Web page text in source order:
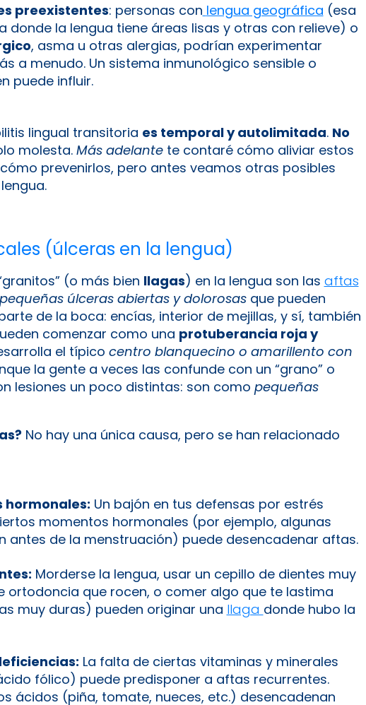
preexistentes: personas con lengua geográfica (esa
donde la lengua tiene áreas lisas y otras con relieve) o
, asma u otras alergias, podrían experimentar
a menudo. Un sistema inmunológico sensible o
puede influir.
lingual transitoria es temporal y autolimitada. No
molesta. Más adelantete contaré cómo aliviar estos
prevenirlos, pero antes veamos otras posibles
(úlceras en la lengua)
(o más bien llagas) en la lengua son las aftas
pequeñas úlceras abiertas y dolorosasque pueden
de la boca: encías, interior de mejillas, y sí, también
comenzar como una protuberancia roja y
el típico centro blanquecino o amarillento con
la gente a veces las confunde con un “grano” o
lesiones un poco distintas: son como pequeñas
No hay una única causa, pero se han relacionado
hormonales: Un bajón en tus defensas por estrés
momentos hormonales (por ejemplo, algunas
antes de la menstruación) puede desencadenar aftas.
Morderse la lengua, usar un cepillo de dientes muy
ortodoncia que rocen, o comer algo que te lastima
muy duras) pueden originar una llaga donde hubo la
La falta de ciertas vitaminas y minerales
ácido fólico) puede predisponer a aftas recurrentes.
ácidos (piña, tomate, nueces, etc.) desencadenan